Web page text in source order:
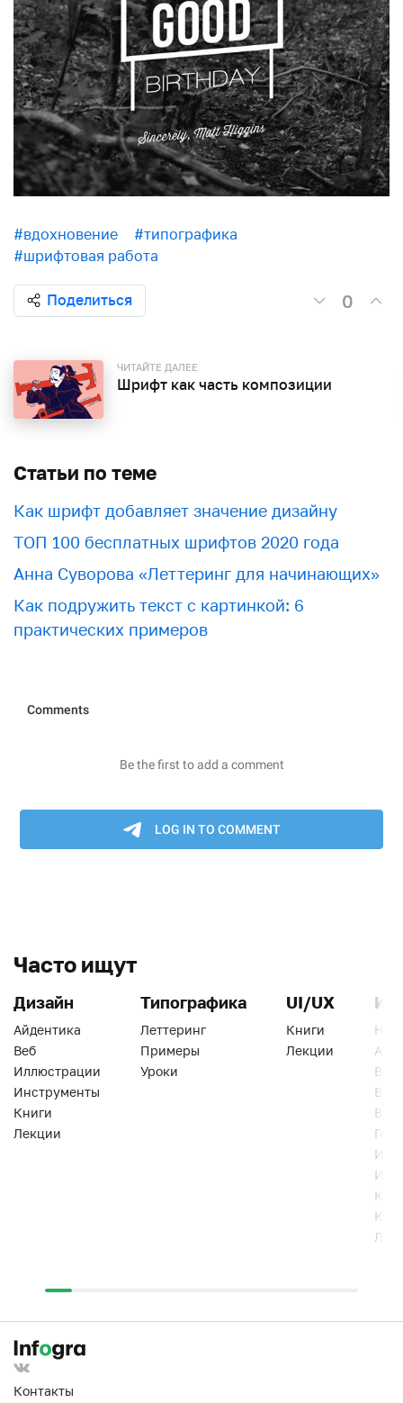
#вдохновение
#типографика
#шрифтовая работа
Поделиться 0
ЧИТАЙТЕ ДАЛЕЕ
Шрифт как часть композиции
Статьи по теме
Как шрифт добавляет значение дизайну
ТОП 100 бесплатных шрифтов 2020 года
Анна Суворова «Леттеринг для начинающих»
Как подружить текст с картинкой: 6
практических примеров
Часто ищут
Дизайн
Айдентика
Веб
Иллюстрации
Инструменты
Книги
Лекции
Типографика
Леттеринг
Примеры
Уроки
UI/UX
Книги
Лекции
Веб
Контакты